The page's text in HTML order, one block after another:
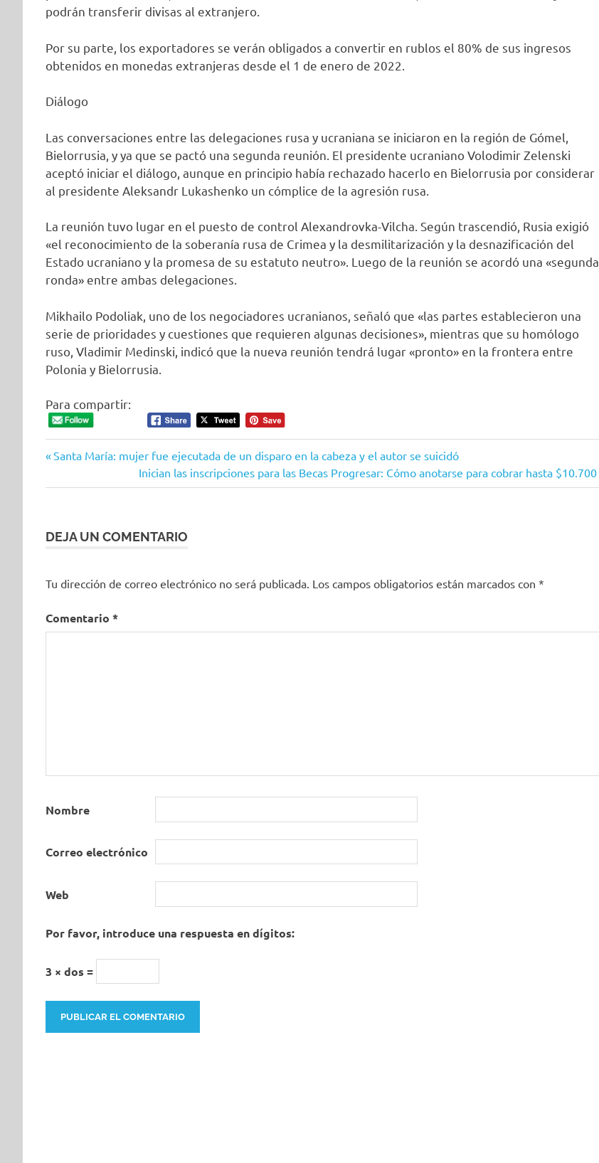
podrán transferir divisas al extranjero.
Por su parte, los exportadores se verán obligados a convertir en rublos el 80% de sus ingresos
obtenidos en monedas extranjeras desde el 1 de enero de 2022.
Diálogo
Las conversaciones entre las delegaciones rusa y ucraniana se iniciaron en la región de Gómel,
Bielorrusia, y ya que se pactó una segunda reunión. El presidente ucraniano Volodimir Zelenski
aceptó iniciar el diálogo, aunque en principio había rechazado hacerlo en Bielorrusia por considerar
al presidente Aleksandr Lukashenko un cómplice de la agresión rusa.
La reunión tuvo lugar en el puesto de control Alexandrovka-Vilcha. Según trascendió, Rusia exigió
«el reconocimiento de la soberanía rusa de Crimea y la desmilitarización y la desnazificación del
Estado ucraniano y la promesa de su estatuto neutro». Luego de la reunión se acordó una «segunda
ronda» entre ambas delegaciones.
Mikhailo Podoliak, uno de los negociadores ucranianos, señaló que «las partes establecieron una
serie de prioridades y cuestiones que requieren algunas decisiones», mientras que su homólogo
ruso, Vladimir Medinski, indicó que la nueva reunión tendrá lugar «pronto» en la frontera entre
Polonia y Bielorrusia.
Para compartir:
Navegación
de
Entrada
Santa María: mujer fue ejecutada de un disparo en la cabeza y el autor se suicidó
Siguiente
entrada:
Inician las inscripciones para las Becas Progresar: Cómo anotarse para cobrar hasta $10.700
DEJA UN COMENTARIO
Tu dirección de correo electrónico no será publicada. Los campos obligatorios están marcados con *
Comentario *
Nombre
Correo electrónico
Web
Por favor, introduce una respuesta en dígitos:
3 × dos =